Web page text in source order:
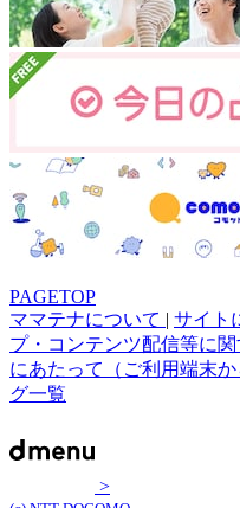
PAGETOP
ママテナについて | サイト
プ・コンテンツ配信等に
にあたって（ご利用端末
グ一覧
>